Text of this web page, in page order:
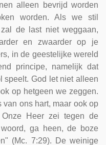
alleen bevrijd worden
worden. Als we stil
de last niet weggaan,
en zwaarder op je
in de geestelijke wereld
principe, namelijk dat
speelt. God let niet alleen
op hetgeen we zeggen.
ons hart, maar ook op
Heer zei tegen de
ga heen, de boze
(Mc. 7:29). De weinige